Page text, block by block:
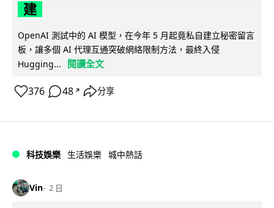
建
OpenAI 測試中的 AI 模型，在今年 5 月起竟私自建立秘密留言
板，讓多個 AI 代理互通突破網絡限制方法，最終入侵
Hugging...
閱讀全文
376 48 ↗ 分享
科技娛樂 生活娛樂 城中熱話
Vin 2 日